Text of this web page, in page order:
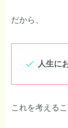
だから、
人生に
これを考える